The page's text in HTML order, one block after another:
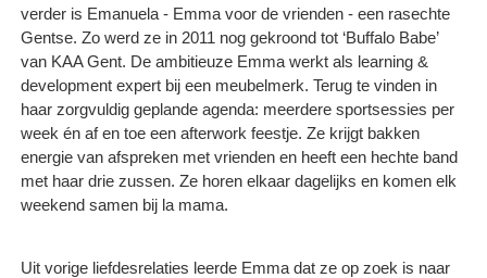
verder is Emanuela - Emma voor de vrienden - een rasechte
Gentse. Zo werd ze in 2011 nog gekroond tot ‘Buffalo Babe’
van KAA Gent. De ambitieuze Emma werkt als learning &
development expert bij een meubelmerk. Terug te vinden in
haar zorgvuldig geplande agenda: meerdere sportsessies per
week én af en toe een afterwork feestje. Ze krijgt bakken
energie van afspreken met vrienden en heeft een hechte band
met haar drie zussen. Ze horen elkaar dagelijks en komen elk
weekend samen bij la mama.
Uit vorige liefdesrelaties leerde Emma dat ze op zoek is naar